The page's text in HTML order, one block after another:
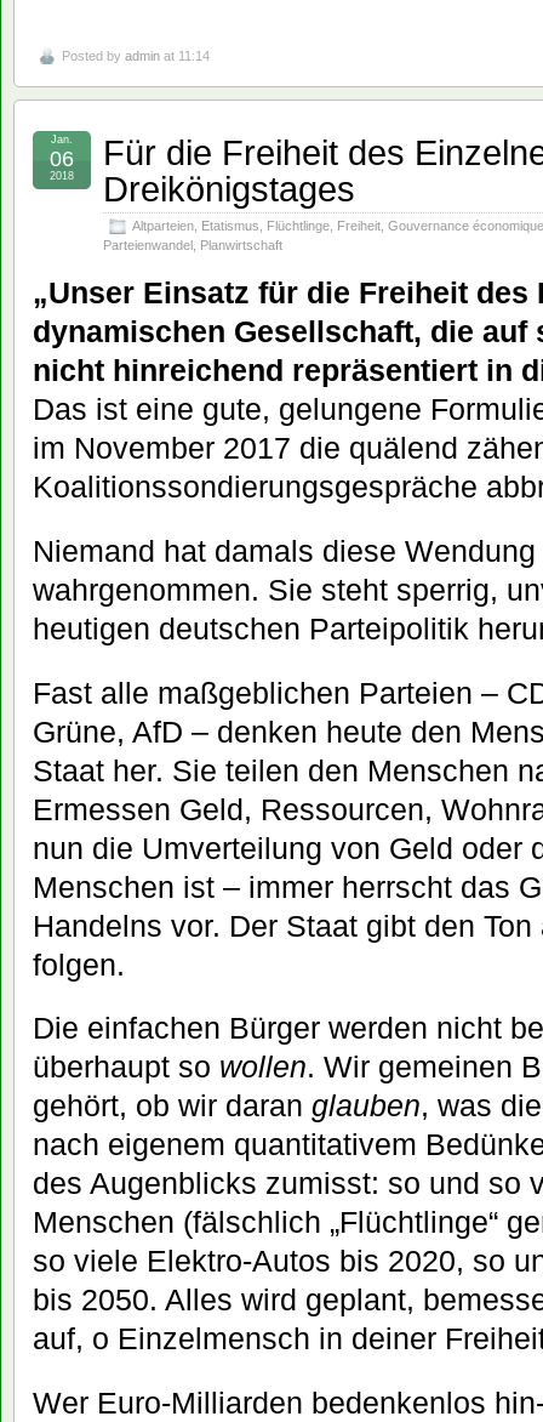
Posted by admin at 11:14
Für die Freiheit des
Dreikönigstages
Altparteien Etatismus Flüchtlinge Freiheit Gouvernance économique
Parteienwandel Planwirtschaft
Jan.
06
2018
„Unser Einsatz für die Freiheit des
dynamischen Gesellschaft, die auf
nicht hinreichend repräsentiert in
Das ist eine gute, gelungene
im November 2017 die quälend
Koalitionssondierungsgespräche
Niemand hat damals diese Wendung
wahrgenommen. Sie steht sperrig,
heutigen deutschen Parteipolitik
Fast alle maßgeblichen Parteien –
Grüne, AfD – denken heute den
Staat her. Sie teilen den Menschen
Ermessen Geld, Ressourcen,
nun die Umverteilung von Geld oder
Menschen ist – immer herrscht das
Handelns vor. Der Staat gibt den
folgen.
Die einfachen Bürger werden nicht
überhaupt so wollen. Wir gemeinen
gehört, ob wir daran glauben, was
nach eigenem quantitativem
des Augenblicks zumisst: so und so
Menschen (fälschlich „Flüchtlinge“
so viele Elektro-Autos bis 2020, so
bis 2050. Alles wird geplant,
auf, o Einzelmensch in deiner
Wer Euro-Milliarden bedenkenlos